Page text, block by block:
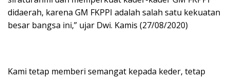
didaerah, karena GM FKPPI adalah salah satu kekuatan
besar bangsa ini,” ujar Dwi. Kamis (27/08/2020)
Kami tetap memberi semangat kepada keder, tetap